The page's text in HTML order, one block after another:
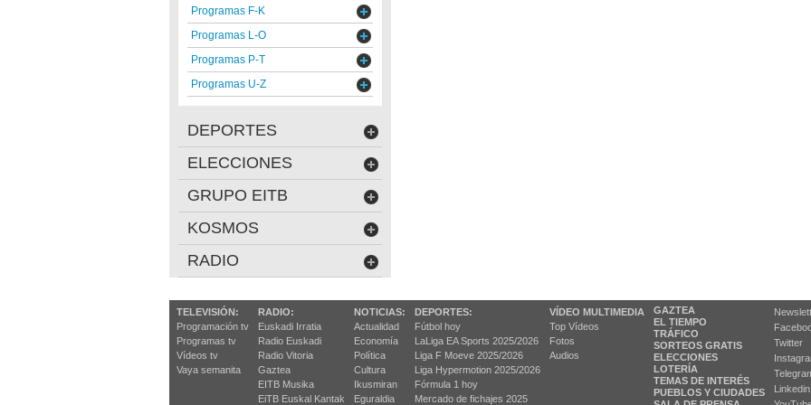
Programas F-K
Programas L-O
Programas P-T
Programas U-Z
DEPORTES
ELECCIONES
GRUPO EITB
KOSMOS
RADIO
TELEVISIÓN:
Programación tv
Programas tv
Vídeos tv
Vaya semanita
RADIO:
Euskadi Irratia
Radio Euskadi
Radio Vitoria
Gaztea
EITB Musika
EiTB Euskal Kantak
NOTICIAS:
Actualidad
Economía
Política
Cultura
Ikusmiran
Eguraldia
DEPORTES:
Fútbol hoy
LaLiga EA Sports 2025/2026
Liga F Moeve 2025/2026
Liga Hypermotion 2025/2026
Fórmula 1 hoy
Mercado de fichajes 2025
VÍDEO MULTIMEDIA
Top Vídeos
Fotos
Audios
GAZTEA
EL TIEMPO
TRÁFICO
SORTEOS GRATIS
ELECCIONES
LOTERÍA
TEMAS DE INTERÉS
PUEBLOS Y CIUDADES
Twitter
Linkedin